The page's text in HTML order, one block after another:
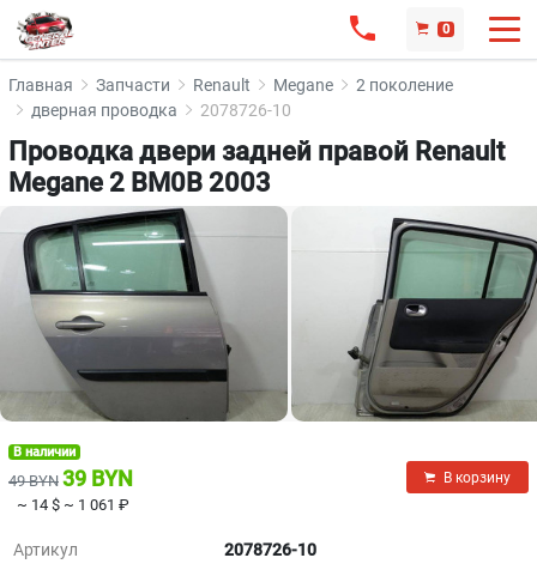
0
Главная Запчасти Renault Megane
2 поколение
дверная проводка
2078726-10
Проводка двери задней правой Renault
Megane 2 BM0B 2003
В наличии
49 BYN 39 BYN
~ 14 $ ~ 1 061 ₽
В корзину
Артикул
2078726-10